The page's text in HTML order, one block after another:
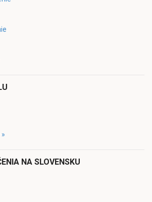
NA SLOVENSKU